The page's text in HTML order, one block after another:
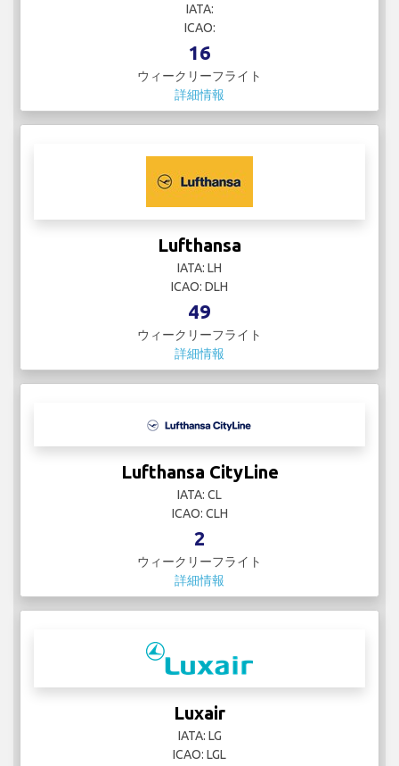
IATA:
ICAO:
16
ウィークリーフライト
詳細情報
Lufthansa
IATA: LH
ICAO: DLH
49
ウィークリーフライト
詳細情報
Lufthansa CityLine
IATA: CL
ICAO: CLH
2
ウィークリーフライト
詳細情報
Luxair
IATA: LG
ICAO: LGL